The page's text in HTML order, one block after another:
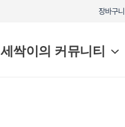
장바구니
세싹이의 커뮤니티